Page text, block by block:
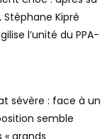
Kipré
l’unité du PPA-
sévère : face à un
semble
grands